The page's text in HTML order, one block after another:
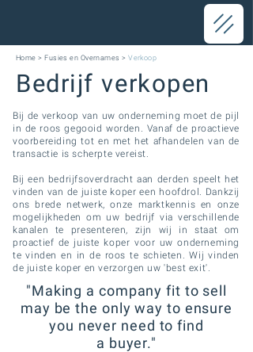
Home >Fusies en Overnames >Verkoop
Bij de verkoop van uw onderneming moet de pijl
in de roos gegooid worden. Vanaf de proactieve
voorbereiding tot en met het afhandelen van de
transactie is scherpte vereist.
Bij een bedrijfsoverdracht aan derden speelt het
vinden van de juiste koper een hoofdrol. Dankzij
ons brede netwerk, onze marktkennis en onze
mogelijkheden om uw bedrijf via verschillende
kanalen te presenteren, zijn wij in staat om
proactief de juiste koper voor uw onderneming
te vinden en in de roos te schieten. Wij vinden
de juiste koper en verzorgen uw 'best exit'.
"Making a company fit to sell
may be the only way to ensure
you never need to find
a buyer."
Bedrijf verkopen